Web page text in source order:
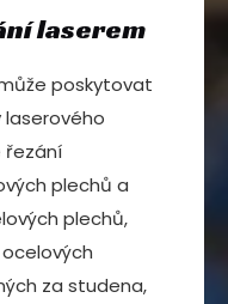
laserem
poskytovat
laserového
řezání
plechů a
plechů,
za studena,